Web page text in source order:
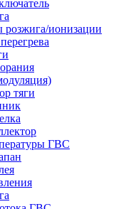
розжига/ионизации
тяги
ГВС